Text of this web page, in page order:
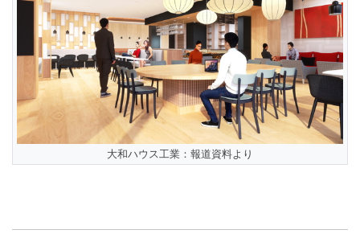
大和ハウス工業：報道資料より